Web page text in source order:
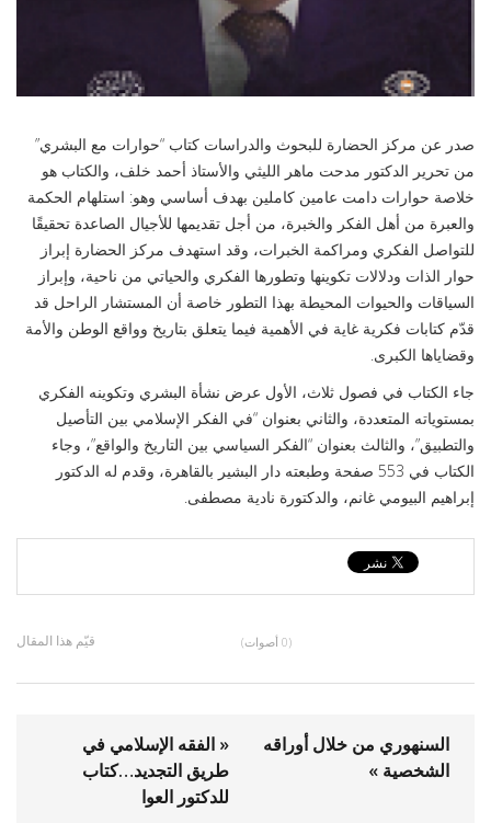
صدر عن مركز الحضارة للبحوث والدراسات كتاب “حوارات مع البشري”
من تحرير الدكتور مدحت ماهر الليثي والأستاذ أحمد خلف، والكتاب هو
خلاصة حوارات دامت عامين كاملين بهدف أساسي وهو: استلهام الحكمة
والعبرة من أهل الفكر والخبرة، من أجل تقديمها للأجيال الصاعدة تحقيقًا
للتواصل الفكري ومراكمة الخبرات، وقد استهدف مركز الحضارة إبراز
حوار الذات ودلالات تكوينها وتطورها الفكري والحياتي من ناحية، وإبراز
السياقات والحيوات المحيطة بهذا التطور خاصة أن المستشار الراحل قد
قدّم كتابات فكرية غاية في الأهمية فيما يتعلق بتاريخ وواقع الوطن والأمة
وقضاياها الكبرى.
جاء الكتاب في فصول ثلاث، الأول عرض نشأة البشري وتكوينه الفكري
بمستوياته المتعددة، والثاني بعنوان “في الفكر الإسلامي بين التأصيل
والتطبيق”، والثالث بعنوان “الفكر السياسي بين التاريخ والواقع”، وجاء
الكتاب في 553 صفحة وطبعته دار البشير بالقاهرة، وقدم له الدكتور
إبراهيم البيومي غانم، والدكتورة نادية مصطفى.
قيّم هذا المقال (0 أصوات)
« الفقه الإسلامي في
طريق التجديد…كتاب
للدكتور العوا
السنهوري من خلال أوراقه
الشخصية »